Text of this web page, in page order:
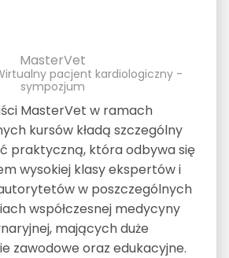
MasterVet
pacjent kardiologiczny -
sympozjum
MasterVet w ramach
kursów kładą szczególny
praktyczną, która odbywa się
wysokiej klasy ekspertów i
w poszczególnych
współczesnej medycyny
mających duże
zawodowe oraz edukacyjne.